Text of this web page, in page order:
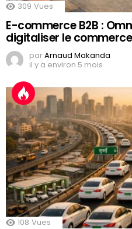
309 Vues
E-commerce B2B :
digitaliser le
parArnaud Makanda
il y a environ 5 mois
108 Vues